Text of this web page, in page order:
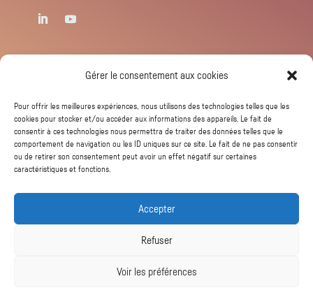
Gérer le consentement aux cookies
Pour offrir les meilleures expériences, nous utilisons des technologies telles que les
cookies pour stocker et/ou accéder aux informations des appareils. Le fait de
consentir à ces technologies nous permettra de traiter des données telles que le
comportement de navigation ou les ID uniques sur ce site. Le fait de ne pas consentir
ou de retirer son consentement peut avoir un effet négatif sur certaines
caractéristiques et fonctions.
Accepter
Refuser
Voir les préférences
Newsletter
S'abonner